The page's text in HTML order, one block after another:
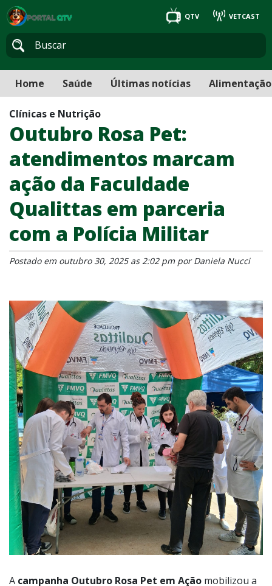
QTV VETCAST
Home Saúde Últimas notícias Alimentação
Clínicas e Nutrição
Outubro Rosa Pet:
atendimentos marcam
ação da Faculdade
Qualittas em parceria
com a Polícia Militar
Postado em outubro 30, 2025 as 2:02 pm por Daniela Nucci
A campanha Outubro Rosa Pet em Ação mobilizou a